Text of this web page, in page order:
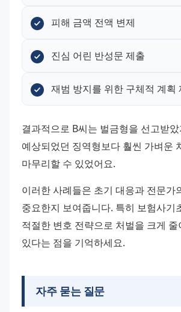
피해 금액 전액 변제
진심 어린 반성문 제출
재범 방지를 위한 구체적 계획
결과적으로 B씨는 벌금형을 선고받
예상되었던 징역형보다 훨씬 가벼운
마무리할 수 있었어요.
이러한 사례들은 초기 대응과 전문가
중요한지 보여줍니다. 특히 보험사기
적절한 변호 전략으로 처벌을 크게
있다는 점을 기억하세요.
자주 묻는 질문